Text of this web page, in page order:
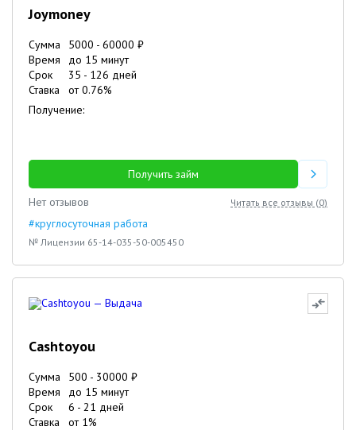
Joymoney
Сумма 5000 - 60000 ₽
Время
до 15 минут
Срок
35 - 126 дней
Ставка
от0.76%
Получение:
Получить займ
Нет отзывов
Читать все отзывы (0)
#круглосуточная работа
№ Лицензии 65-14-035-50-005450
Cashtoyou
Сумма 500 - 30000 ₽
Время
до 15 минут
Срок
6 - 21 дней
Ставка
от 1%